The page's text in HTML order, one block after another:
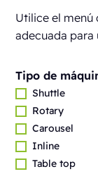
Utilice el menú
adecuada para
Tipo de
Shuttle
Rotary
Carousel
Inline
Table top